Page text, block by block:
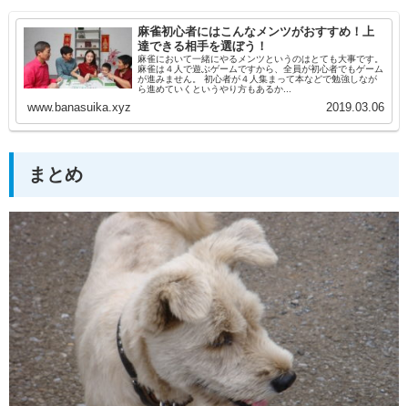
麻雀初心者にはこんなメンツがおすすめ！上
達できる相手を選ぼう！
麻雀において一緒にやるメンツというのはとても大事です。
麻雀は４人で遊ぶゲームですから、全員が初心者でもゲーム
が進みません。 初心者が４人集まって本などで勉強しなが
ら進めていくというやり方もあるか...
www.banasuika.xyz 2019.03.06
まとめ